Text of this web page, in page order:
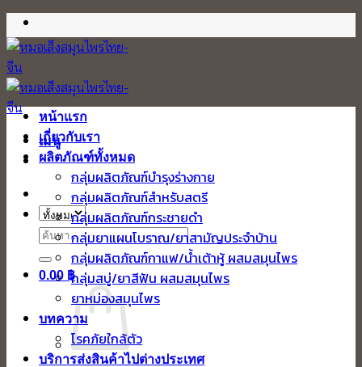
ข้าม
ไป
ยัง
เนื้อหา
เมนู
ค้นหา:
0.00 ฿
หน้าแรก
เกี่ยวกับเรา
ผลิตภัณฑ์ทั้งหมด
กลุ่มผลิตภัณฑ์บำรุงร่างกาย
กลุ่มผลิตภัณฑ์สำหรับสตรี
กลุ่มผลิตภัณฑ์กระชายดำ
กลุ่มยาแผนโบราณ/ยาสามัญประจำบ้าน
กลุ่มผลิตภัณฑ์กาแฟ/น้ำเต้าหู้ ผสมสมุนไพร
กลุ่มสบู่/ยาสีฟัน ผสมสมุนไพร
ยาหม่องสมุนไพร
บทความ
โรคภัยใกล้ตัว
บริการส่งสินค้าไปต่างประเทศ